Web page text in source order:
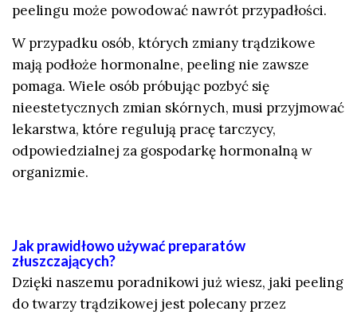
peelingu może powodować nawrót przypadłości.
W przypadku osób, których zmiany trądzikowe
mają podłoże hormonalne, peeling nie zawsze
pomaga. Wiele osób próbując pozbyć się
nieestetycznych zmian skórnych, musi przyjmować
lekarstwa, które regulują pracę tarczycy,
odpowiedzialnej za gospodarkę hormonalną w
organizmie.
Jak prawidłowo używać preparatów
złuszczających?
Dzięki naszemu poradnikowi już wiesz, jaki peeling
do twarzy trądzikowej jest polecany przez